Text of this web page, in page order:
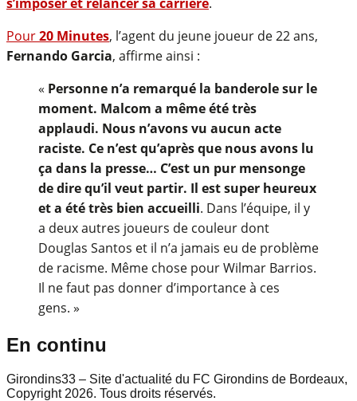
Pour20 Minutes, l’agent du jeune joueur de 22 ans,
Fernando Garcia, affirme ainsi :
« Personne n’a remarqué la banderole sur le
moment. Malcom a même été très
applaudi. Nous n’avons vu aucun acte
raciste. Ce n’est qu’après que nous avons lu
ça dans la presse… C’est un pur mensonge
de dire qu’il veut partir. Il est super heureux
et a été très bien accueilli. Dans l’équipe, il y
a deux autres joueurs de couleur dont
Douglas Santos et il n’a jamais eu de problème
de racisme. Même chose pour Wilmar Barrios.
Il ne faut pas donner d’importance à ces
gens. »
En continu
Girondins33 – Site d'actualité du FC Girondins de Bordeaux,
Copyright 2026. Tous droits réservés.